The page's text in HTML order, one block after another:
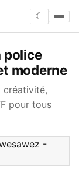
☾
police
moderne
créativité,
pour tous